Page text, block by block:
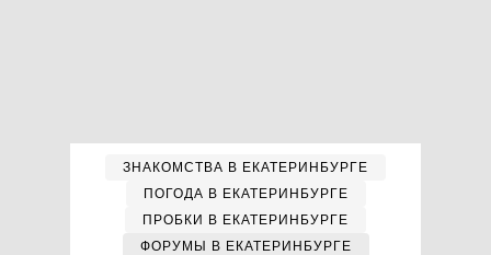
ЗНАКОМСТВА В ЕКАТЕРИНБУРГЕ
ПОГОДА В ЕКАТЕРИНБУРГЕ
ПРОБКИ В ЕКАТЕРИНБУРГЕ
ФОРУМЫ В ЕКАТЕРИНБУРГЕ